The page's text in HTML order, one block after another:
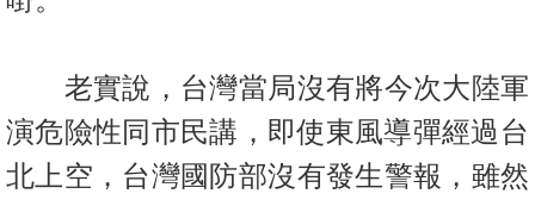
業
手
冊
老實說，台灣當局沒有將今次大陸軍
演危險性同市民講，即使東風導彈經過台
北上空，台灣國防部沒有發生警報，雖然